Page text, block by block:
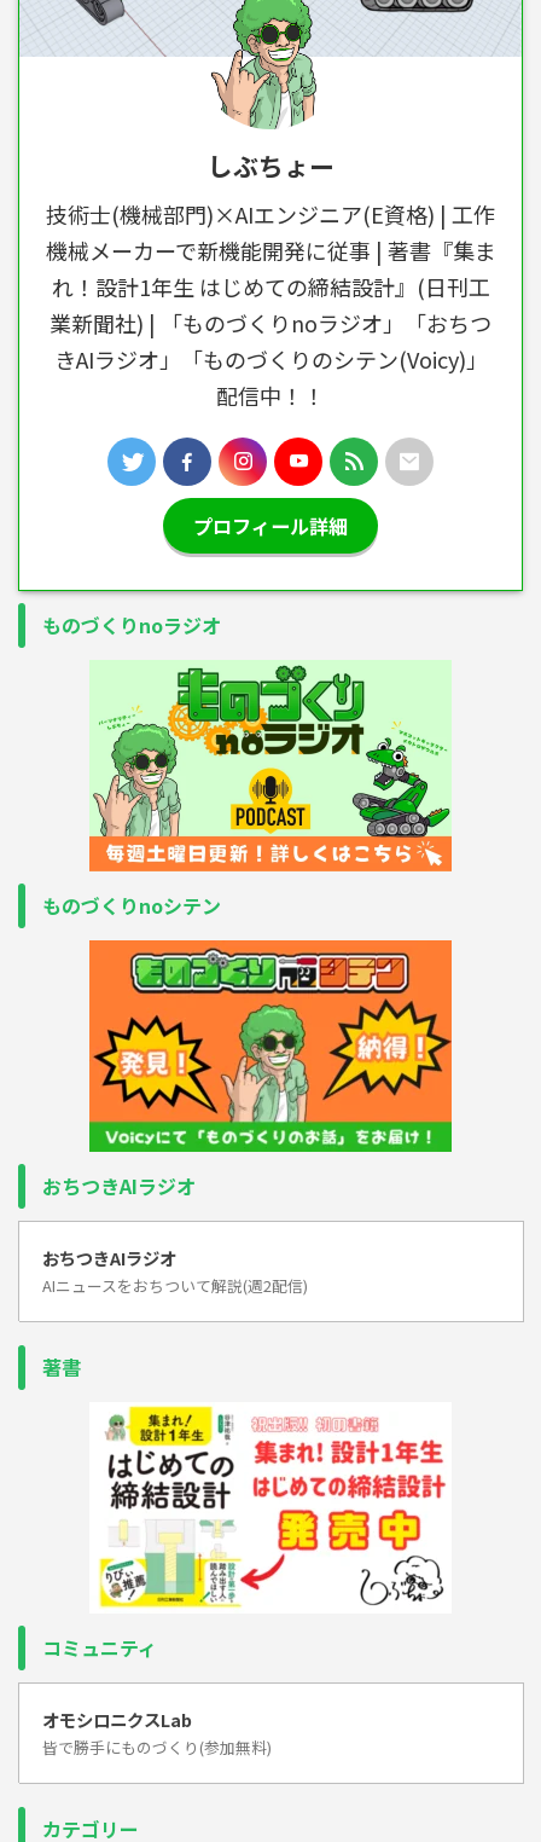
しぶちょー
技術士(機械部門)×AIエンジニア(E資格) | 工作
機械メーカーで新機能開発に従事 | 著書『集ま
れ！設計1年生 はじめての締結設計』(日刊工
業新聞社) | 「ものづくりnoラジオ」「おちつ
きAIラジオ」「ものづくりのシテン(Voicy)」
配信中！！
プロフィール詳細
ものづくりnoラジオ
ものづくりnoシテン
おちつきAIラジオ
おちつきAIラジオ
AIニュースをおちついて解説(週2配信)
著書
コミュニティ
オモシロニクスLab
皆で勝手にものづくり(参加無料)
カテゴリー